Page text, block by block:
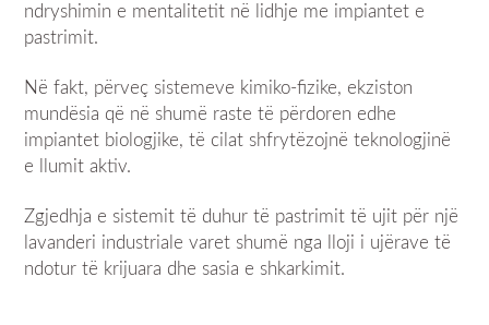
ndryshimin e mentalitetit në lidhje me impiantet e
pastrimit.
Në fakt, përveç sistemeve kimiko-fizike, ekziston
mundësia që në shumë raste të përdoren edhe
impiantet biologjike, të cilat shfrytëzojnë teknologjinë
e llumit aktiv.
Zgjedhja e sistemit të duhur të pastrimit të ujit për një
lavanderi industriale varet shumë nga lloji i ujërave të
ndotur të krijuara dhe sasia e shkarkimit.